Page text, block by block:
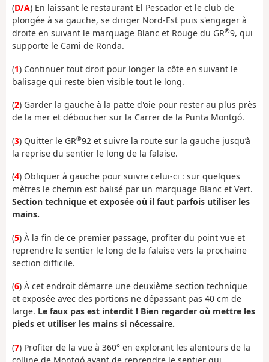
(D/A) En laissant le restaurant El Pescador et le club de
plongée à sa gauche, se diriger Nord-Est puis s'engager à
droite en suivant le marquage Blanc et Rouge du GR®9, qui
supporte le Cami de Ronda.
(1) Continuer tout droit pour longer la côte en suivant le
balisage qui reste bien visible tout le long.
(2) Garder la gauche à la patte d'oie pour rester au plus près
de la mer et déboucher sur la Carrer de la Punta Montgó.
(3) Quitter le GR®92 et suivre la route sur la gauche jusqu’à
la reprise du sentier le long de la falaise.
(4) Obliquer à gauche pour suivre celui-ci : sur quelques
mètres le chemin est balisé par un marquage Blanc et Vert.
Section technique et exposée où il faut parfois utiliser les
mains.
(5) À la fin de ce premier passage, profiter du point vue et
reprendre le sentier le long de la falaise vers la prochaine
section difficile.
(6) À cet endroit démarre une deuxième section technique
et exposée avec des portions ne dépassant pas 40 cm de
large. Le faux pas est interdit ! Bien regarder où mettre les
pieds et utiliser les mains si nécessaire.
(7) Profiter de la vue à 360° en explorant les alentours de la